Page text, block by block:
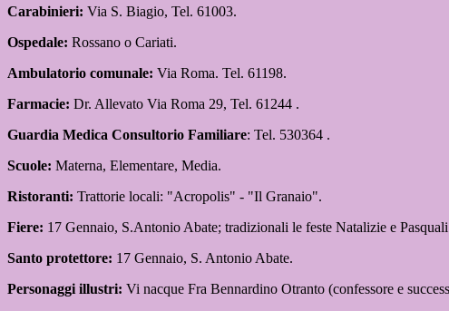
Carabinieri: Via S. Biagio, Tel. 61003.
Ospedale: Rossano o Cariati.
Ambulatorio comunale: Via Roma. Tel. 61198.
Farmacie: Dr. Allevato Via Roma 29, Tel. 61244 .
Guardia Medica Consultorio Familiare: Tel. 530364 .
Scuole: Materna, Elementare, Media.
Ristoranti: Trattorie locali: "Acropolis" - "Il Granaio".
Fiere: 17 Gennaio, S.Antonio Abate; tradizionali le feste Natalizie e
Santo protettore: 17 Gennaio, S. Antonio Abate.
Personaggi illustri: Vi nacque Fra Bennardino Otranto (confessore e